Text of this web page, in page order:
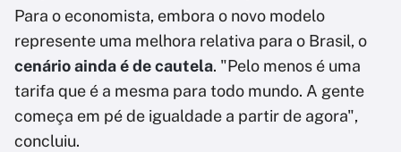
Para o economista, embora o novo modelo
represente uma melhora relativa para o Brasil, o
cenário ainda é de cautela. "Pelo menos é uma
tarifa que é a mesma para todo mundo. A gente
começa em pé de igualdade a partir de agora",
concluiu.